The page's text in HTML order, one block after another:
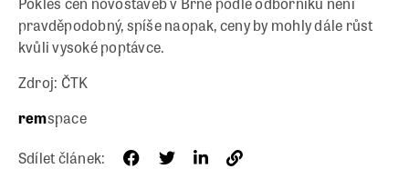
pravděpodobný, spíše naopak, ceny by mohly dále růst
kvůli vysoké poptávce.
Zdroj: ČTK
remspace
Sdílet článek: